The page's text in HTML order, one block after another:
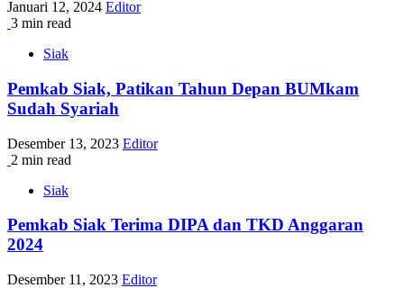
Januari 12, 2024 Editor
3 min read
Siak
Pemkab Siak, Patikan Tahun Depan BUMkam
Sudah Syariah
Desember 13, 2023 Editor
2 min read
Siak
Pemkab Siak Terima DIPA dan TKD Anggaran
2024
Desember 11, 2023 Editor